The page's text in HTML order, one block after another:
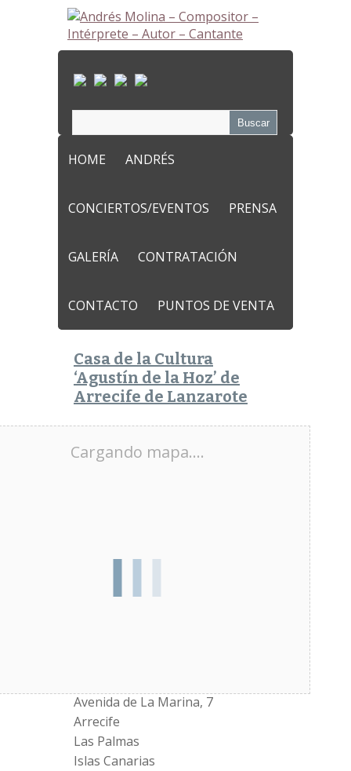
HOME ANDRÉS
CONCIERTOS/EVENTOS PRENSA
GALERÍA CONTRATACIÓN
CONTACTO PUNTOS DE VENTA
Casa de la Cultura
‘Agustín de la Hoz’ de
Arrecife de Lanzarote
Cargando mapa....
Avenida de La Marina, 7
Arrecife
Las Palmas
Islas Canarias